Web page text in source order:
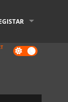
Dark
mode